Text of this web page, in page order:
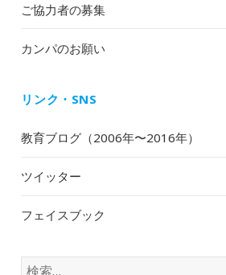
ご協力者の募集
カンパのお願い
リンク・SNS
教育ブログ（2006年〜2016年）
ツイッター
フェイスブック
検